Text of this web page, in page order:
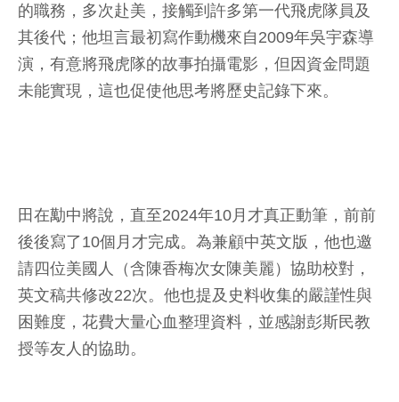
的職務，多次赴美，接觸到許多第一代飛虎隊員及
其後代；他坦言最初寫作動機來自2009年吳宇森導
演，有意將飛虎隊的故事拍攝電影，但因資金問題
未能實現，這也促使他思考將歷史記錄下來。
田在勱中將說，直至2024年10月才真正動筆，前前
後後寫了10個月才完成。為兼顧中英文版，他也邀
請四位美國人（含陳香梅次女陳美麗）協助校對，
英文稿共修改22次。他也提及史料收集的嚴謹性與
困難度，花費大量心血整理資料，並感謝彭斯民教
授等友人的協助。